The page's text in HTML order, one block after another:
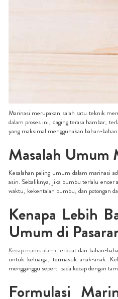
Marinasi merupakan salah satu teknik
dalam proses ini, daging terasa hambar,
yang maksimal menggunakan bahan-
Masalah Umum
Kesalahan paling umum dalam marinasi
asin. Sebaliknya, jika bumbu terlalu encer
waktu, kekentalan bumbu, dan potongan
Kenapa Lebih
Umum di
Kecap manis alami terbuat dari bahan-
untuk keluarga, termasuk anak-anak.
mengganggu seperti pada kecap dengan
Formulasi